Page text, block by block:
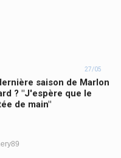
27/05
saison de Marlon
? "J'espère que le
de main"